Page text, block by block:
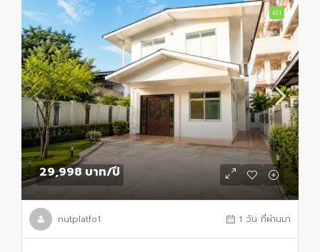
เช่า
29,998 บาท/ปี
nutplatfo1 1 วัน ที่ผ่านมา